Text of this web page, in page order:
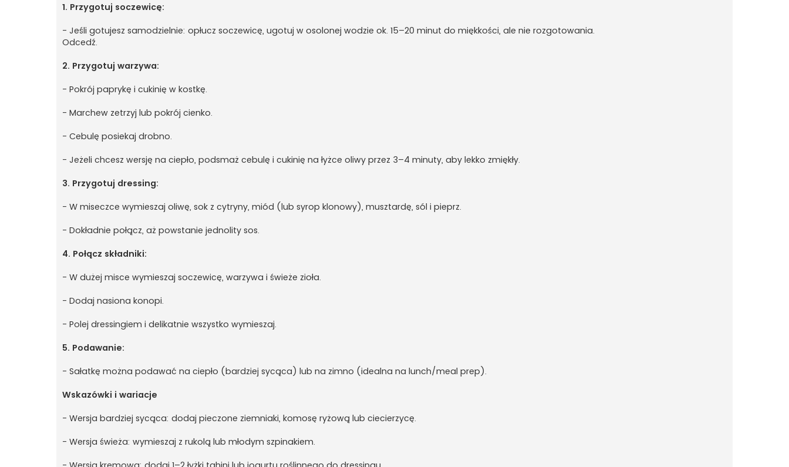
1. Przygotuj soczewicę:
- Jeśli gotujesz samodzielnie: opłucz soczewicę, ugotuj w osolonej wodzie ok. 15–20 minut do miękkości, ale nie rozgotowania.
Odcedź.
2. Przygotuj warzywa:
- Pokrój paprykę i cukinię w kostkę.
- Marchew zetrzyj lub pokrój cienko.
- Cebulę posiekaj drobno.
- Jeżeli chcesz wersję na ciepło, podsmaż cebulę i cukinię na łyżce oliwy przez 3–4 minuty, aby lekko zmiękły.
3. Przygotuj dressing:
- W miseczce wymieszaj oliwę, sok z cytryny, miód (lub syrop klonowy), musztardę, sól i pieprz.
- Dokładnie połącz, aż powstanie jednolity sos.
4. Połącz składniki:
- W dużej misce wymieszaj soczewicę, warzywa i świeże zioła.
- Dodaj nasiona konopi.
- Polej dressingiem i delikatnie wszystko wymieszaj.
5. Podawanie:
- Sałatkę można podawać na ciepło (bardziej sycąca) lub na zimno (idealna na lunch/meal prep).
Wskazówki i wariacje
- Wersja bardziej sycąca: dodaj pieczone ziemniaki, komosę ryżową lub ciecierzycę.
- Wersja świeża: wymieszaj z rukolą lub młodym szpinakiem.